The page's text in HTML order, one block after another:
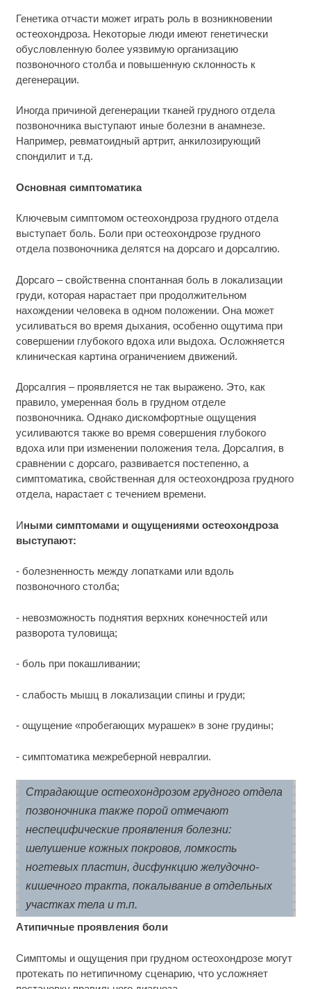
Генетика отчасти может играть роль в возникновении
остеохондроза. Некоторые люди имеют генетически
обусловленную более уязвимую организацию
позвоночного столба и повышенную склонность к
дегенерации.
Иногда причиной дегенерации тканей грудного отдела
позвоночника выступают иные болезни в анамнезе.
Например, ревматоидный артрит, анкилозирующий
спондилит и т.д.
Основная симптоматика
Ключевым симптомом остеохондроза грудного отдела
выступает боль. Боли при остеохондрозе грудного
отдела позвоночника делятся на дорсаго и дорсалгию.
Дорсаго – свойственна спонтанная боль в локализации
груди, которая нарастает при продолжительном
нахождении человека в одном положении. Она может
усиливаться во время дыхания, особенно ощутима при
совершении глубокого вдоха или выдоха. Осложняется
клиническая картина ограничением движений.
Дорсалгия – проявляется не так выражено. Это, как
правило, умеренная боль в грудном отделе
позвоночника. Однако дискомфортные ощущения
усиливаются также во время совершения глубокого
вдоха или при изменении положения тела. Дорсалгия, в
сравнении с дорсаго, развивается постепенно, а
симптоматика, свойственная для остеохондроза грудного
отдела, нарастает с течением времени.
Иными симптомами и ощущениями остеохондроза
выступают:
- болезненность между лопатками или вдоль
позвоночного столба;
- невозможность поднятия верхних конечностей или
разворота туловища;
- боль при покашливании;
- слабость мышц в локализации спины и груди;
- ощущение «пробегающих мурашек» в зоне грудины;
- симптоматика межреберной невралгии.
Страдающие остеохондрозом грудного отдела
позвоночника также порой отмечают
неспецифические проявления болезни:
шелушение кожных покровов, ломкость
ногтевых пластин, дисфункцию желудочно-
кишечного тракта, покалывание в отдельных
участках тела и т.п.
Атипичные проявления боли
Симптомы и ощущения при грудном остеохондрозе могут
протекать по нетипичному сценарию, что усложняет